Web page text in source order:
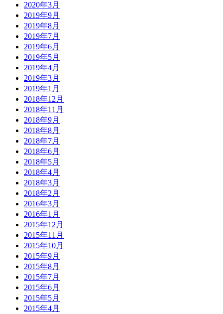
2020年3月
2019年9月
2019年8月
2019年7月
2019年6月
2019年5月
2019年4月
2019年3月
2019年1月
2018年12月
2018年11月
2018年9月
2018年8月
2018年7月
2018年6月
2018年5月
2018年4月
2018年3月
2018年2月
2016年3月
2016年1月
2015年12月
2015年11月
2015年10月
2015年9月
2015年8月
2015年7月
2015年6月
2015年5月
2015年4月